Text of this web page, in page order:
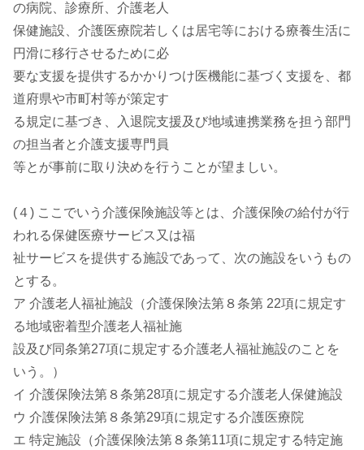
の病院、診療所、介護老人
保健施設、介護医療院若しくは居宅等における療養生活に
円滑に移行させるために必
要な支援を提供するかかりつけ医機能に基づく支援を、都
道府県や市町村等が策定す
る規定に基づき、入退院支援及び地域連携業務を担う部門
の担当者と介護支援専門員
等とが事前に取り決めを行うことが望ましい。
(４) ここでいう介護保険施設等とは、介護保険の給付が行
われる保健医療サービス又は福
祉サービスを提供する施設であって、次の施設をいうもの
とする。
ア 介護老人福祉施設（介護保険法第８条第 22項に規定す
る地域密着型介護老人福祉施
設及び同条第27項に規定する介護老人福祉施設のことを
いう。）
イ 介護保険法第８条第28項に規定する介護老人保健施設
ウ 介護保険法第８条第29項に規定する介護医療院
エ 特定施設（介護保険法第８条第11項に規定する特定施